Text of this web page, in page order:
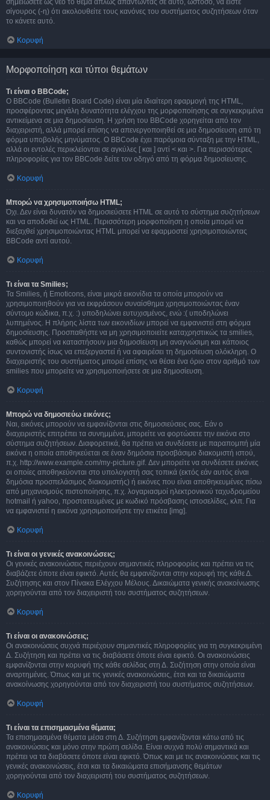
σημειώσετε ως νέο το θέμα απλώς απαντώντας σε αυτό, ωστόσο, να είστε
σίγουρος (-η) ότι ακολουθείτε τους κανόνες του συστήματος συζητήσεων όταν
το κάνετε αυτό.
Κορυφή
Μορφοποίηση και τύποι θεμάτων
Τι είναι ο BBCode;
Ο BBCode (Bulletin Board Code) είναι μία ιδιαίτερη εφαρμογή της HTML,
προσφέροντας μεγάλη δυνατότητα ελέγχου της μορφοποίησης σε συγκεκριμένα
αντικείμενα σε μια δημοσίευση. Η χρήση του BBCode χορηγείται από τον
διαχειριστή, αλλά μπορεί επίσης να απενεργοποιηθεί σε μια δημοσίευση από τη
φόρμα υποβολής μηνύματος. Ο BBCode έχει παρόμοια σύνταξη με την HTML,
αλλά οι εντολές περικλείονται σε αγκύλες [ και ] αντί < και >. Για περισσότερες
πληροφορίες για τον BBCode δείτε τον οδηγό από τη φόρμα δημοσίευσης.
Κορυφή
Μπορώ να χρησιμοποιήσω HTML;
Όχι. Δεν είναι δυνατόν να δημοσιεύσετε HTML σε αυτό το σύστημα συζητήσεων
και να αποδοθεί ως HTML. Περισσότερη μορφοποίηση η οποία μπορεί να
διεξαχθεί χρησιμοποιώντας HTML μπορεί να εφαρμοστεί χρησιμοποιώντας
BBCode αντί αυτού.
Κορυφή
Τι είναι τα Smilies;
Τα Smilies, ή Emoticons, είναι μικρά εικονίδια τα οποία μπορούν να
χρησιμοποιηθούν για να εκφράσουν συναίσθημα χρησιμοποιώντας έναν
σύντομο κώδικα, π.χ. :) υποδηλώνει ευτυχισμένος, ενώ :( υποδηλώνει
λυπημένος. Η πλήρης λίστα των εικονιδίων μπορεί να εμφανιστεί στη φόρμα
δημοσίευσης. Προσπαθήστε να μη χρησιμοποιείτε καταχρηστικώς τα smilies,
καθώς μπορεί να καταστήσουν μια δημοσίευση μη αναγνώσιμη και κάποιος
συντονιστής ίσως να επεξεργαστεί ή να αφαιρέσει τη δημοσίευση ολόκληρη. Ο
διαχειριστής του συστήματος μπορεί επίσης να θέσει ένα όριο στον αριθμό των
smilies που μπορείτε να χρησιμοποιήσετε σε μια δημοσίευση.
Κορυφή
Μπορώ να δημοσιεύω εικόνες;
Ναι, εικόνες μπορούν να εμφανίζονται στις δημοσιεύσεις σας. Εάν ο
διαχειριστής επιτρέπει τα συνημμένα, μπορείτε να φορτώσετε την εικόνα στο
σύστημα συζητήσεων. Διαφορετικά, θα πρέπει να συνδέσετε με παραπομπή μία
εικόνα η οποία αποθηκεύεται σε έναν δημόσια προσβάσιμο διακομιστή ιστού,
π.χ. http://www.example.com/my-picture.gif. Δεν μπορείτε να συνδέσετε εικόνες
οι οποίες αποθηκεύονται στο υπολογιστή σας τοπικά (εκτός εάν αυτός είναι
δημόσια προσπελάσιμος διακομιστής) ή εικόνες που είναι αποθηκευμένες πίσω
από μηχανισμούς πιστοποίησης, π.χ. λογαριασμοί ηλεκτρονικού ταχυδρομείου
hotmail ή yahoo, προστατευμένες με κωδικό πρόσβασης ιστοσελίδες, κλπ. Για
να εμφανιστεί η εικόνα χρησιμοποιήστε την ετικέτα [img].
Κορυφή
Τι είναι οι γενικές ανακοινώσεις;
Οι γενικές ανακοινώσεις περιέχουν σημαντικές πληροφορίες και πρέπει να τις
διαβάζετε όποτε είναι εφικτό. Αυτές θα εμφανίζονται στην κορυφή της κάθε Δ.
Συζήτησης και στον Πίνακα Ελέγχου Μέλους. Δικαιώματα γενικής ανακοίνωσης
χορηγούνται από τον διαχειριστή του συστήματος συζητήσεων.
Κορυφή
Τι είναι οι ανακοινώσεις;
Οι ανακοινώσεις συχνά περιέχουν σημαντικές πληροφορίες για τη συγκεκριμένη
Δ. Συζήτηση και πρέπει να τις διαβάσετε όποτε είναι εφικτό. Οι ανακοινώσεις
εμφανίζονται στην κορυφή της κάθε σελίδας στη Δ. Συζήτηση στην οποία είναι
αναρτημένες. Όπως και με τις γενικές ανακοινώσεις, έτσι και τα δικαιώματα
ανακοίνωσης χορηγούνται από τον διαχειριστή του συστήματος συζητήσεων.
Κορυφή
Τι είναι τα επισημασμένα θέματα;
Τα επισημασμένα θέματα μέσα στη Δ. Συζήτηση εμφανίζονται κάτω από τις
ανακοινώσεις και μόνο στην πρώτη σελίδα. Είναι συχνά πολύ σημαντικά και
πρέπει να τα διαβάσετε όποτε είναι εφικτό. Όπως και με τις ανακοινώσεις και τις
γενικές ανακοινώσεις, έτσι και τα δικαιώματα επισήμανσης θεμάτων
χορηγούνται από τον διαχειριστή του συστήματος συζητήσεων.
Κορυφή